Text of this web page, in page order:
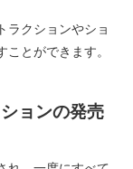
ラクションやショ
とができます。
ョンの発売